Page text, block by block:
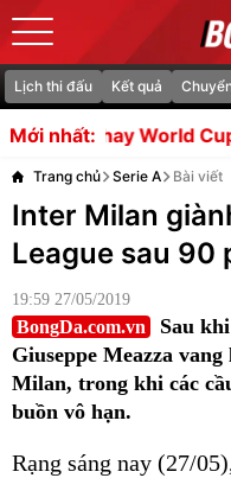
Lịch thi đấu Kết quả
Mới nhất:
Cup nếu FIFA không
Trang chủ Serie A Bài viết
Inter Milan
League sau 90
19:59 27/05/2019
BongDa.com.vn
Sau
Giuseppe Meazza
Milan, trong khi các
buồn vô hạn.
Rạng sáng nay (27/